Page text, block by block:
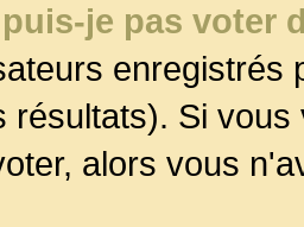
je pas voter
enregistrés
résultats). Si
alors vous